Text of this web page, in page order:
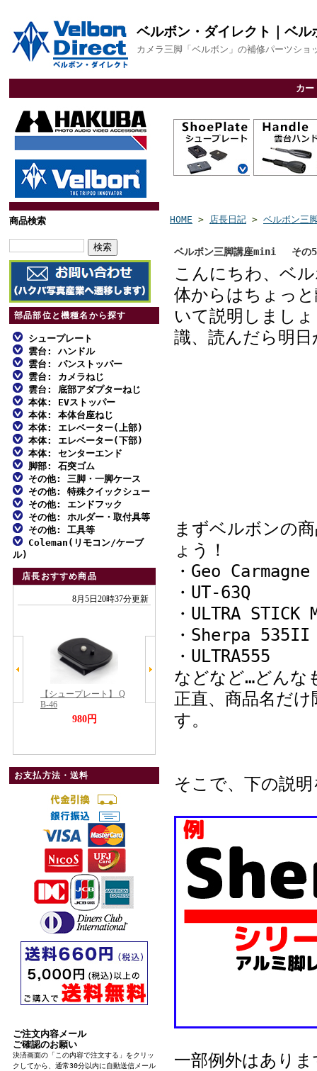
ベルボン・ダイレクト｜ベル
カメラ三脚「ベルボン」の補修パーツショ
カー
商品検索
部品部位と機種名から探す
シュープレート
ファミリー三脚
アルミ三脚
ビデオ三脚
カーボン三脚
スタンド型一脚
一脚
雲台単品
アクセサリー
雲台: ハンドル
ファミリー三脚
アルミ三脚
ビデオ三脚
カーボン三脚
スタンド型一脚・一脚
雲台単品
アクセサリー
雲台: パンストッパー
ファミリー三脚
アルミ三脚
ビデオ三脚
カーボン三脚
スタンド型一脚・一脚
雲台単品
アクセサリー
雲台: カメラねじ
ファミリー三脚
アルミ三脚
カーボン三脚
雲台単品
アクセサリー
雲台: 底部アダプターねじ
MFスクリュー
対応一覧: ハンドル雲台
対応一覧: 自由雲台
対応一覧: アクセサリー
取付不能雲台
本体: EVストッパー
ファミリー三脚
アルミ三脚
ビデオ三脚
カーボン三脚
スタンド型一脚
アクセサリー
本体: 本体台座ねじ
アルミ三脚
カーボン三脚
スタンド型一脚・一脚
本体: エレベーター(上部)
アルミ三脚
ビデオ三脚
カーボン三脚
アクセサリー
本体: エレベーター(下部)
アルミ三脚
ビデオ三脚
カーボン三脚
アクセサリー
本体: センターエンド
アルミ三脚
ビデオ三脚
カーボン三脚01
カーボン三脚02
アクセサリー
脚部: 石突ゴム
ファミリー三脚
アルミ三脚
ビデオ三脚
カーボン三脚
一脚
アクセサリー
その他: 三脚・一脚ケース
ファミリー三脚
アルミ三脚
ビデオ三脚
カーボン三脚02
その他: 特殊クイックシュー
ダボ式シュー
その他: エンドフック
エンドフック
その他: ホルダー・取付具等
ホルダー・取付具等
その他: 工具等
工具類
Coleman(リモコン/ケーブ
ル)
付属リモコン
付属ケーブル
店長おすすめ商品
お支払方法・送料
ご注文内容メール
ご確認のお願い
決済画面の「この内容で注文する」をクリッ
クしてから、通常30分以内に自動送信メール
HOME > 店長日記 > ベルボン三
ベルボン三脚講座mini その5
こんにちわ、ベ
体からはちょっ
いて説明しまし
識、読んだら明
まずベルボンの
ょう！
・Geo Carmagne
・UT-63Q
・ULTRA STICK
・Sherpa 535II
・ULTRA555
などなど…どんな
正直、商品名だ
す。
そこで、下の説
一部例外はあり